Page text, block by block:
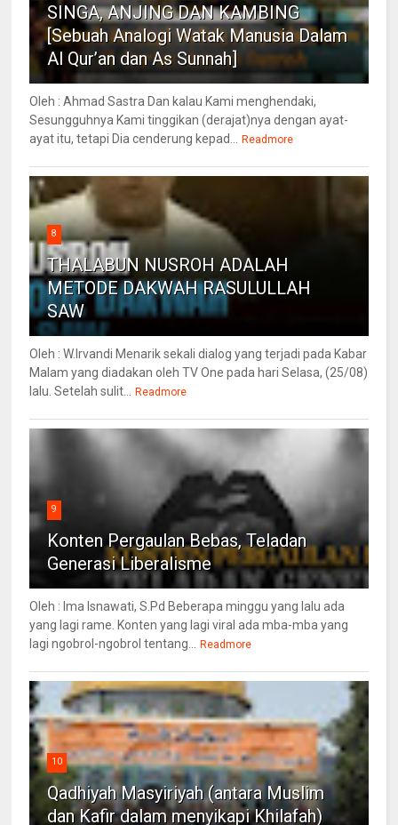
SINGA, ANJING DAN KAMBING
[Sebuah Analogi Watak Manusia Dalam
Al Qur’an dan As Sunnah]
Oleh : Ahmad Sastra Dan kalau Kami menghendaki,
Sesungguhnya Kami tinggikan (derajat)nya dengan ayat-
ayat itu, tetapi Dia cenderung kepad...
Readmore
8
THALABUN NUSROH ADALAH
METODE DAKWAH RASULULLAH
SAW
Oleh : W.Irvandi Menarik sekali dialog yang terjadi pada Kabar
Malam yang diadakan oleh TV One pada hari Selasa, (25/08)
lalu. Setelah sulit...
Readmore
9
Konten Pergaulan Bebas, Teladan
Generasi Liberalisme
Oleh : Ima Isnawati, S.Pd Beberapa minggu yang lalu ada
yang lagi rame. Konten yang lagi viral ada mba-mba yang
lagi ngobrol-ngobrol tentang...
Readmore
10
Qadhiyah Masyiriyah (antara Muslim
dan Kafir dalam menyikapi Khilafah)